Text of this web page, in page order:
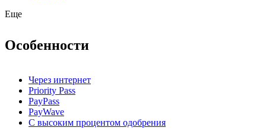
Еще
Особенности
Через интернет
Priority Pass
PayPass
PayWave
С высоким процентом одобрения